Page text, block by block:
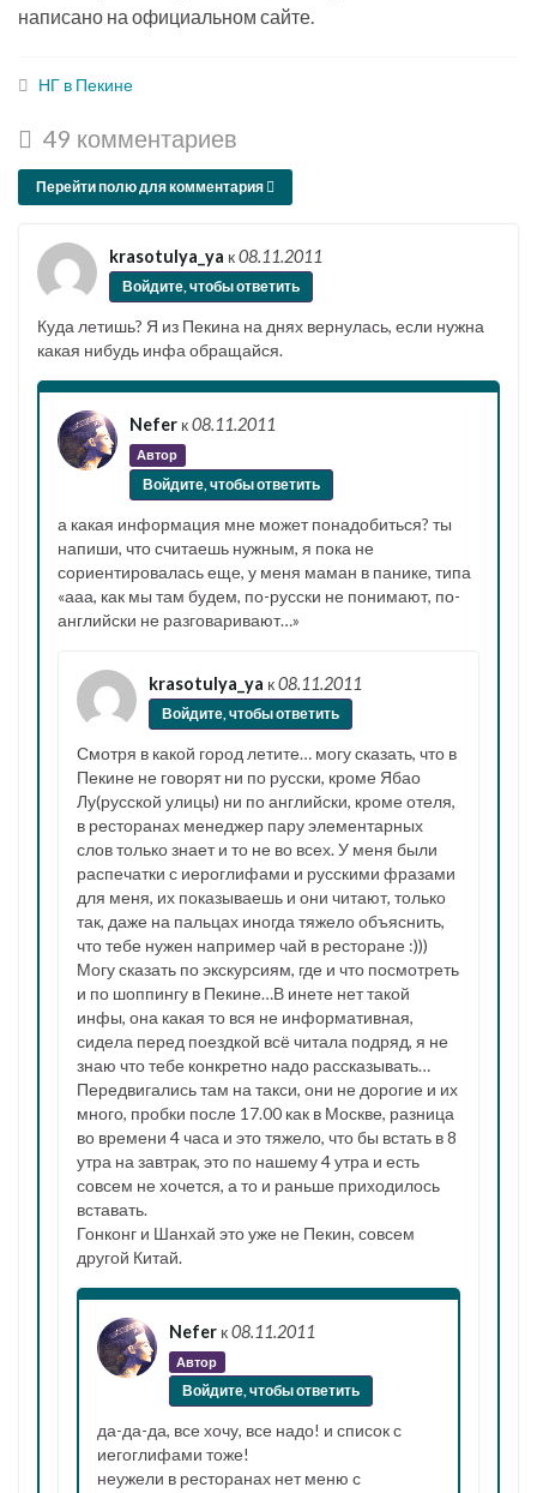
написано на официальном сайте.
НГ в Пекине
49 комментариев
Перейти полю для комментария
krasotulya_ya к08.11.2011
Войдите, чтобы ответить
Куда летишь? Я из Пекина на днях вернулась, если нужна
какая нибудь инфа обращайся.
Nefer к08.11.2011
Автор
Войдите, чтобы ответить
а какая информация мне может понадобиться? ты
напиши, что считаешь нужным, я пока не
сориентировалась еще, у меня маман в панике, типа
«ааа, как мы там будем, по-русски не понимают, по-
английски не разговаривают…»
krasotulya_ya к08.11.2011
Войдите, чтобы ответить
Смотря в какой город летите… могу сказать, что в
Пекине не говорят ни по русски, кроме Ябао
Лу(русской улицы) ни по английски, кроме отеля,
в ресторанах менеджер пару элементарных
слов только знает и то не во всех. У меня были
распечатки с иероглифами и русскими фразами
для меня, их показываешь и они читают, только
так, даже на пальцах иногда тяжело объяснить,
что тебе нужен например чай в ресторане :)))
Могу сказать по экскурсиям, где и что посмотреть
и по шоппингу в Пекине…В инете нет такой
инфы, она какая то вся не информативная,
сидела перед поездкой всё читала подряд, я не
знаю что тебе конкретно надо рассказывать…
Передвигались там на такси, они не дорогие и их
много, пробки после 17.00 как в Москве, разница
во времени 4 часа и это тяжело, что бы встать в 8
утра на завтрак, это по нашему 4 утра и есть
совсем не хочется, а то и раньше приходилось
вставать.
Гонконг и Шанхай это уже не Пекин, совсем
другой Китай.
Nefer к08.11.2011
Автор
Войдите, чтобы ответить
да-да-да, все хочу, все надо! и список с
иегоглифами тоже!
неужели в ресторанах нет меню с